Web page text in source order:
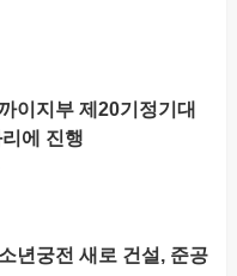
이지부 제20기정기대
에 진행
년궁전 새로 건설, 준공